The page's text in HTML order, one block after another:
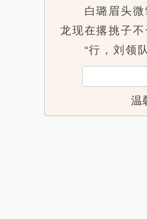
白璐眉头微皱
龙现在撂挑子
“行，刘领队
温